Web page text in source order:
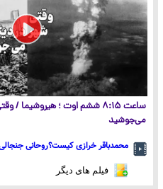
ساعت ۸:۱۵ ششم اوت ؛ هیروشیما
می‌جوشید
محمدباقر خرازی کیست؟روحانی جنجالی
فیلم های دیگر